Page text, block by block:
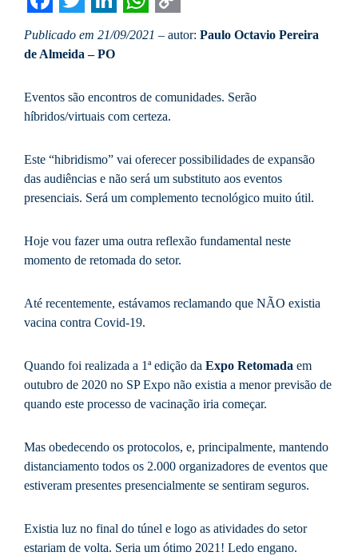
Facebook
Twitter
LinkedIn
WhatsApp
Copy
Publicado em 21/09/2021 – autor: Paulo Octavio Pereira
de Almeida – PO
Eventos são encontros de comunidades. Serão
híbridos/virtuais com certeza.
Este “hibridismo” vai oferecer possibilidades de expansão
das audiências e não será um substituto aos eventos
presenciais. Será um complemento tecnológico muito útil.
Hoje vou fazer uma outra reflexão fundamental neste
momento de retomada do setor.
Até recentemente, estávamos reclamando que NÃO existia
vacina contra Covid-19.
Quando foi realizada a 1ª edição da Expo Retomada em
outubro de 2020 no SP Expo não existia a menor previsão de
quando este processo de vacinação iria começar.
Mas obedecendo os protocolos, e, principalmente, mantendo
distanciamento todos os 2.000 organizadores de eventos que
estiveram presentes presencialmente se sentiram seguros.
Existia luz no final do túnel e logo as atividades do setor
estariam de volta. Seria um ótimo 2021! Ledo engano.